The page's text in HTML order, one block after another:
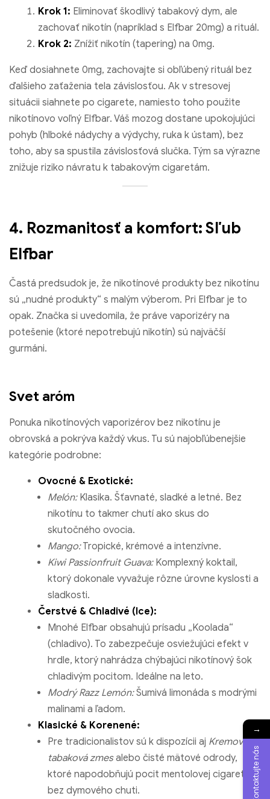
Krok 1: Eliminovať škodlivý tabakový dym, ale
zachovať nikotín (napríklad s Elfbar 20mg) a rituál.
Krok 2: Znížiť nikotín (tapering) na 0mg.
Keď dosiahnete 0mg, zachovajte si obľúbený rituál bez
ďalšieho zaťaženia tela závislosťou. Ak v stresovej
situácii siahnete po cigarete, namiesto toho použite
nikotínovo voľný Elfbar. Váš mozog dostane upokojujúci
pohyb (hlboké nádychy a výdychy, ruka k ústam), bez
toho, aby sa spustila závislosťová slučka. Tým sa výrazne
znižuje riziko návratu k tabakovým cigaretám.
4. Rozmanitosť a komfort: Sľub
Elfbar
Častá predsudok je, že nikotínové produkty bez nikotínu
sú „nudné produkty“ s malým výberom. Pri Elfbar je to
opak. Značka si uvedomila, že práve vaporizéry na
potešenie (ktoré nepotrebujú nikotín) sú najväčší
gurmáni.
Svet aróm
Ponuka nikotínových vaporizérov bez nikotínu je
obrovská a pokrýva každý vkus. Tu sú najobľúbenejšie
kategórie podrobne:
Ovocné & Exotické:
Melón:Klasika. Šťavnaté, sladké a letné. Bez
nikotínu to takmer chutí ako skus do
skutočného ovocia.
Mango:Tropické, krémové a intenzívne.
Kiwi Passionfruit Guava:Komplexný koktail,
ktorý dokonale vyvažuje rôzne úrovne kyslosti a
sladkosti.
Čerstvé & Chladivé (Ice):
Mnohé Elfbar obsahujú prísadu „Koolada“
(chladivo). To zabezpečuje osviežujúci efekt v
hrdle, ktorý nahrádza chýbajúci nikotínový šok
chladivým pocitom. Ideálne na leto.
Modrý Razz Lemón:Šumivá limonáda s modrými
malinami a ľadom.
Klasické & Korenené:
Pre tradicionalistov sú k dispozícii aj Kremová
tabaková zmesalebo čisté mätové odrody,
ktoré napodobňujú pocit mentolovej cigarety
bez dymového chuti.
→
Kontaktujte nás